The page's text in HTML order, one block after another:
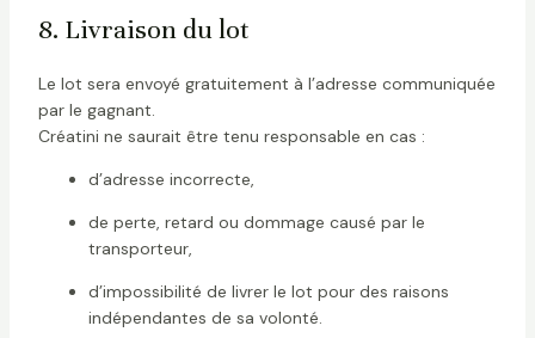
8. Livraison du lot
Le lot sera envoyé gratuitement à l’adresse communiquée
par le gagnant.
Créatini ne saurait être tenu responsable en cas :
d’adresse incorrecte,
de perte, retard ou dommage causé par le
transporteur,
d’impossibilité de livrer le lot pour des raisons
indépendantes de sa volonté.